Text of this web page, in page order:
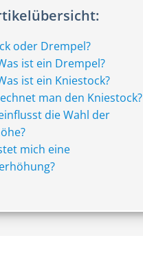
oder Drempel?
ist ein Drempel?
ist ein Kniestock?
man den Kniestock?
die Wahl der
mich eine